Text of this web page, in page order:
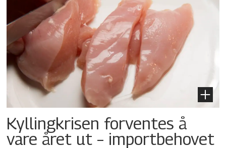
Kyllingkrisen forventes å
vare året ut – importbehovet